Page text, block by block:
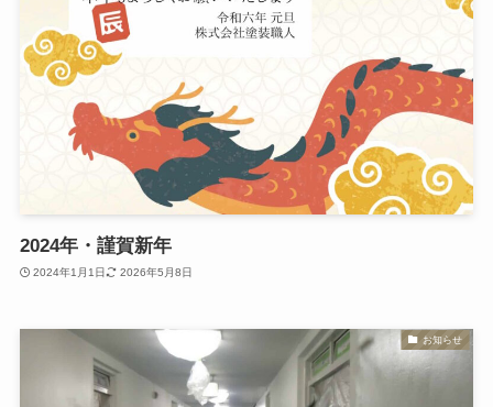
2024年・謹賀新年
2024年1月1日 2026年5月8日
お知らせ